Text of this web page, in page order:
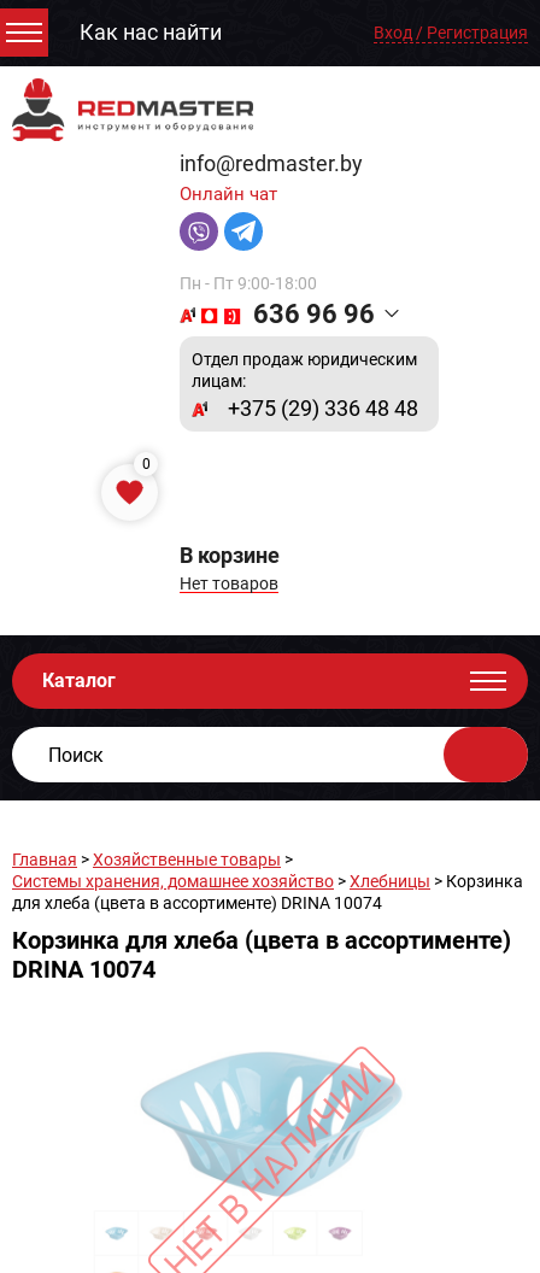
Как нас найти Вход / Регистрация
info@redmaster.by
Онлайн чат
Пн - Пт 9:00-18:00
636 96 96
Отдел продаж юридическим
лицам:
+375 (29) 336 48 48
0
В корзине
Нет товаров
Каталог
Главная >Хозяйственные товары >
Системы хранения, домашнее хозяйство >Хлебницы > Корзинка
для хлеба (цвета в ассортименте) DRINA 10074
Корзинка для хлеба (цвета в ассортименте)
DRINA 10074